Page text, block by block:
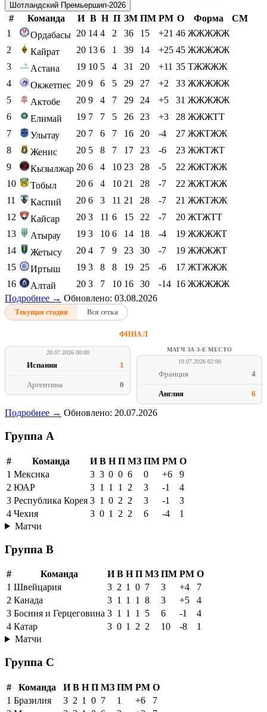
Шотландский Премьершип-2026
# Команда И В Н П ЗМ ПМ РМ О Форма
СМ
1
Ордабасы 20 14 4 2 36 15 +21 46 ЖЖЖЖЖ
2
Кайрат 20 13 6 1 39 14 +25 45 ЖЖЖЖЖ
3
Астана 19 10 5 4 31 20 +11 35 ТЖЖЖЖ
4
Окжетпес 20 9 6 5 29 27 +2 33 ЖЖЖЖЖ
5
Актобе 20 9 4 7 29 24 +5 31 ЖЖЖЖЖ
6
Елимай 19 7 7 5 26 23 +3 28 ЖЖЖТТ
7
Улытау 20 7 6 7 16 20 -4 27 ЖЖТЖЖ
8
Женис 20 5 8 7 17 23 -6 23 ЖЖТЖТ
9
Кызылжар 20 6 4 10 23 28 -5 22 ЖЖТЖЖ
10
Тобыл 20 6 4 10 21 28 -7 22 ЖЖТЖЖ
11
Каспий 20 6 3 11 21 28 -7 21 ЖЖТЖЖ
12
Кайсар 20 3 11 6 15 22 -7 20 ЖТЖТТ
13
Атырау 19 3 10 6 14 18 -4 19 ЖЖЖЖТ
14
Жетысу 20 4 7 9 23 30 -7 19 ЖЖЖЖТ
15
Иртыш 19 3 8 8 19 25 -6 17 ЖТЖЖЖ
16
Алтай 20 3 7 10 16 30 -14 16 ЖЖЖЖЖ
Подробнее → Обновлено: 03.08.2026
Текущая стадия Вся сетка
ФИНАЛ
20.07.2026 00:00
Испания 1
Аргентина 0
МАТЧ ЗА 3-Е МЕСТО
19.07.2026 02:00
Франция 4
Англия 6
Подробнее → Обновлено: 20.07.2026
Группа A
# Команда И В Н П МЗ ПМ РМ О
1 Мексика 3 3 0 0 6 0 +6
9
2 ЮАР 3 1 1 1 2 3 -1
4
3 Республика Корея 3 1 0 2 2 3 -1
3
4 Чехия 3 0 1 2 2 6 -4
1
Матчи
Группа B
# Команда И В Н П МЗ ПМ РМ О
1 Швейцария 3 2 1 0 7 3 +4
7
2 Канада 3 1 1 1 8 3 +5
4
3 Босния и Герцеговина 3 1 1 1 5 6 -1
4
4 Катар 3 0 1 2 2 10 -8
1
Матчи
Группа C
# Команда И В Н П МЗ ПМ РМ О
1 Бразилия 3 2 1 0 7 1 +6
7